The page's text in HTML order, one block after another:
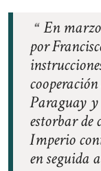
En
por
Paraguay
estorbar de
Imperio
en seguida